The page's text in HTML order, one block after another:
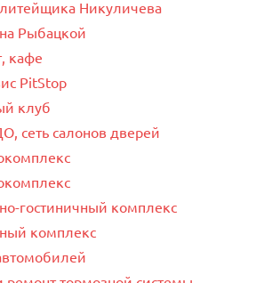
Никуличева
Рыбацкой
кафе
PitStop
клуб
сеть салонов дверей
гостиничный комплекс
комплекс